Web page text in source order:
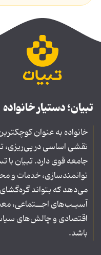
تبیان؛ دستیار خانواده
خانواده به عنوان
نقشی اساسی در پی‌ریزی،
جامعه قوی دارد. تبیان
توانمندسازی، خدمات و
می‌دهد که بتواند
آسیـب‌های اجــتماعی،
اقتصادی و چالش‌های
باشد.